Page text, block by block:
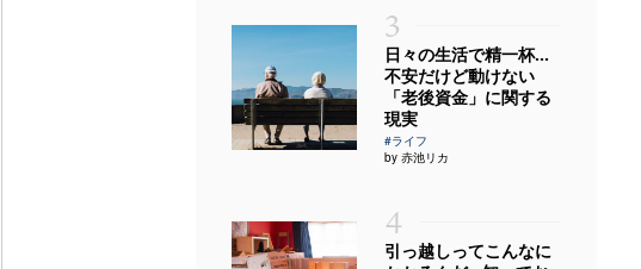
3
日々の生活で精一杯…
不安だけど動けない
「老後資金」に関する
現実
#ライフ
by 赤池リカ
4
引っ越しってこんなに